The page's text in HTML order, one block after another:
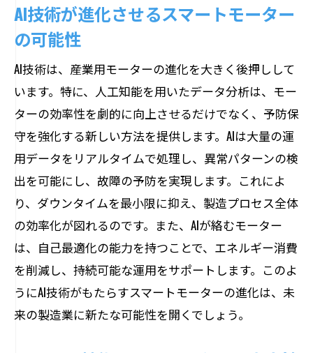
AI技術が進化させるスマートモーター
の可能性
AI技術は、産業用モーターの進化を大きく後押しして
います。特に、人工知能を用いたデータ分析は、モー
ターの効率性を劇的に向上させるだけでなく、予防保
守を強化する新しい方法を提供します。AIは大量の運
用データをリアルタイムで処理し、異常パターンの検
出を可能にし、故障の予防を実現します。これによ
り、ダウンタイムを最小限に抑え、製造プロセス全体
の効率化が図れるのです。また、AIが絡むモーター
は、自己最適化の能力を持つことで、エネルギー消費
を削減し、持続可能な運用をサポートします。このよ
うにAI技術がもたらすスマートモーターの進化は、未
来の製造業に新たな可能性を開くでしょう。